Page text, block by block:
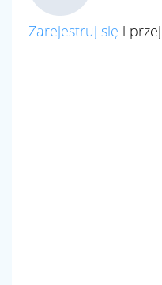
Zarejestruj się i